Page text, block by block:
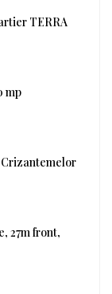
TERRA
mp
27m front,